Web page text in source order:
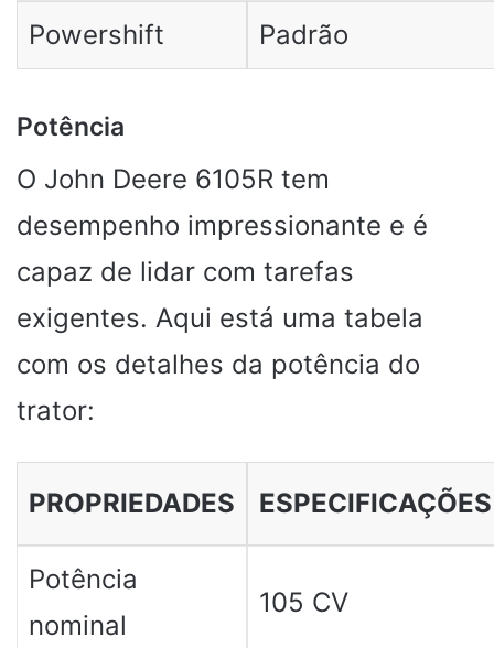
Powershift Padrão
Potência
O John Deere 6105R tem
desempenho impressionante e é
capaz de lidar com tarefas
exigentes. Aqui está uma tabela
com os detalhes da potência do
trator:
PROPRIEDADES ESPECIFICAÇÕES
Potência
nominal
105 CV